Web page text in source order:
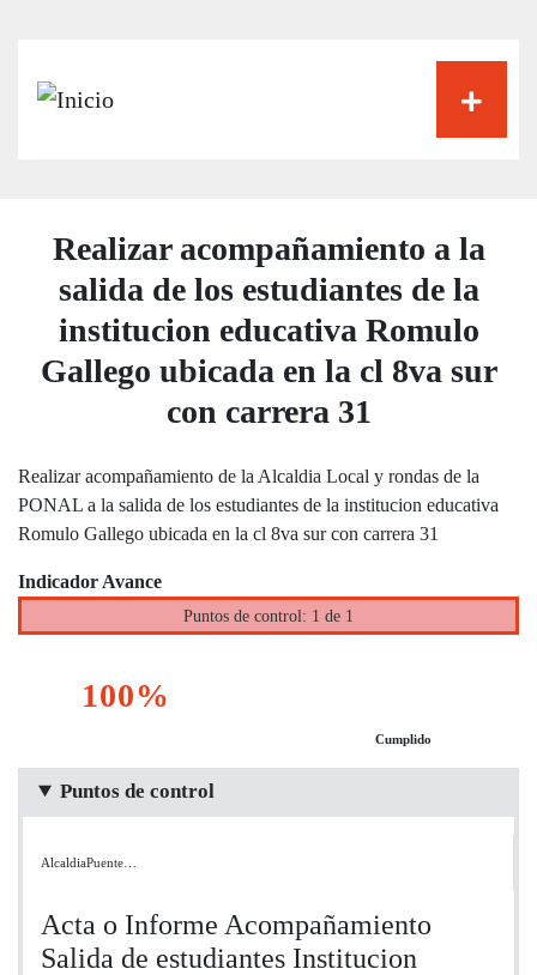
Realizar acompañamiento a la
salida de los estudiantes de la
institucion educativa Romulo
Gallego ubicada en la cl 8va sur
con carrera 31
Realizar acompañamiento de la Alcaldia Local y rondas de la
PONAL a la salida de los estudiantes de la institucion educativa
Romulo Gallego ubicada en la cl 8va sur con carrera 31
Indicador Avance
Puntos de control: 1 de 1
100%
Cumplido
Puntos de control
AlcaldiaPuente…
Acta o Informe Acompañamiento
Salida de estudiantes Institucion